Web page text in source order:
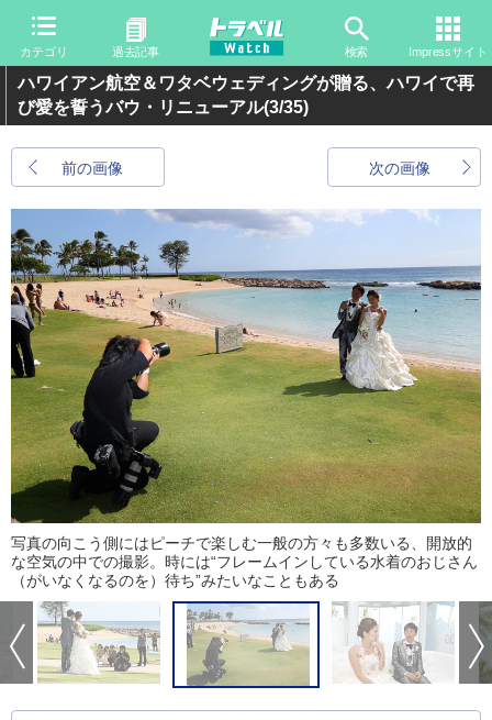
カテゴリ 過去記事 検索 Impressサイト
ハワイアン航空＆ワタベウェディングが贈る、ハワイで再
び愛を誓うバウ・リニューアル(3/35)
前の画像 次の画像
写真の向こう側にはピーチで楽しむ一般の方々も多数いる、開放的
な空気の中での撮影。時には“フレームインしている水着のおじさん
（がいなくなるのを）待ち”みたいなこともある